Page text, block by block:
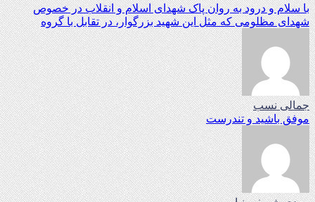
با سلام و درود به روان پاک شهدای اسلام و انقلاب در خصوص
شهدای مظلومی که مثل این شهید بزرگوار، در تقابل با گروه
جمالی نسب
موفق باشید و تندرست